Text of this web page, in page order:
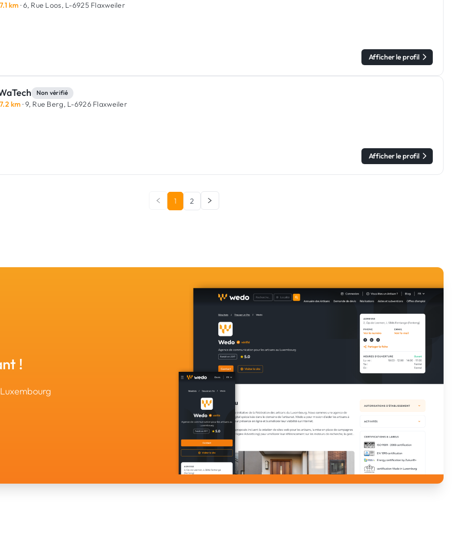
7.1 km · 6, Rue Loos, L-6925 Flaxweiler
Afficher le profil
Non vérifié
7.2 km · 9, Rue Berg, L-6926 Flaxweiler
Afficher le profil
1 2
!